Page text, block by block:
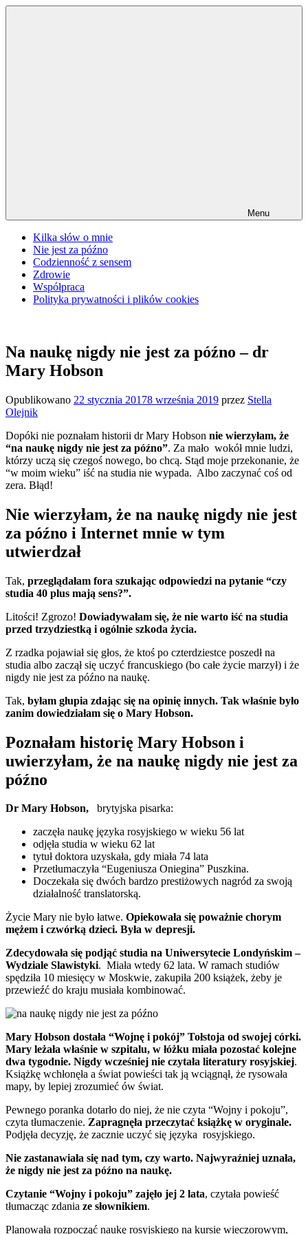
Przejdź
Menu
Kilka słów o mnie
Nie jest za późno
Codzienność z sensem
Zdrowie
Współpraca
Polityka prywatności i plików cookies
Na naukę nigdy nie jest za późno – dr
Mary Hobson
Opublikowano 22 stycznia 20178 września 2019 przez Stella
Olejnik
Dopóki nie poznałam historii dr Mary Hobson nie wierzyłam, że
“na naukę nigdy nie jest za późno”. Za mało wokół mnie ludzi,
którzy uczą się czegoś nowego, bo chcą. Stąd moje przekonanie, że
“w moim wieku” iść na studia nie wypada. Albo zaczynać coś od
zera. Błąd!
Nie wierzyłam, że na naukę nigdy nie jest
za późno i Internet mnie w tym
utwierdzał
Tak, przeglądałam fora szukając odpowiedzi na pytanie “czy
studia 40 plus mają sens?”.
Litości! Zgrozo! Dowiadywałam się, że nie warto iść na studia
przed trzydziestką i ogólnie szkoda życia.
Z rzadka pojawiał się głos, że ktoś po czterdziestce poszedł na
studia albo zaczął się uczyć francuskiego (bo całe życie marzył) i że
nigdy nie jest za późno na naukę.
Tak, byłam głupia zdając się na opinię innych. Tak właśnie było
zanim dowiedziałam się o Mary Hobson.
Poznałam historię Mary Hobson i
uwierzyłam, że na naukę nigdy nie jest za
późno
Dr Mary Hobson, brytyjska pisarka:
zaczęła naukę języka rosyjskiego w wieku 56 lat
odjęła studia w wieku 62 lat
tytuł doktora uzyskała, gdy miała 74 lata
Przetłumaczyła “Eugeniusza Oniegina” Puszkina.
Doczekała się dwóch bardzo prestiżowych nagród za swoją
działalność translatorską.
Życie Mary nie było łatwe. Opiekowała się poważnie chorym
mężem i czwórką dzieci. Była w depresji.
Zdecydowała się podjąć studia na Uniwersytecie Londyńskim –
Wydziale Slawistyki. Miała wtedy 62 lata. W ramach studiów
spędziła 10 miesięcy w Moskwie, zakupiła 200 książek, żeby je
przewieźć do kraju musiała kombinować.
Mary Hobson dostała “Wojnę i pokój” Tołstoja od swojej córki.
Mary leżała właśnie w szpitalu, w łóżku miała pozostać kolejne
dwa tygodnie. Nigdy wcześniej nie czytała literatury rosyjskiej.
Książkę wchłonęła a świat powieści tak ją wciągnął, że rysowała
mapy, by lepiej zrozumieć ów świat.
Pewnego poranka dotarło do niej, że nie czyta “Wojny i pokoju”,
czyta tłumaczenie. Zapragnęła przeczytać książkę w oryginale.
Podjęła decyzję, że zacznie uczyć się języka rosyjskiego.
Nie zastanawiała się nad tym, czy warto. Najwyraźniej uznała,
że nigdy nie jest za późno na naukę.
Czytanie “Wojny i pokoju” zajęło jej 2 lata, czytała powieść
tłumacząc zdania ze słownikiem.
Planowała rozpocząć naukę rosyjskiego na kursie wieczorowym,